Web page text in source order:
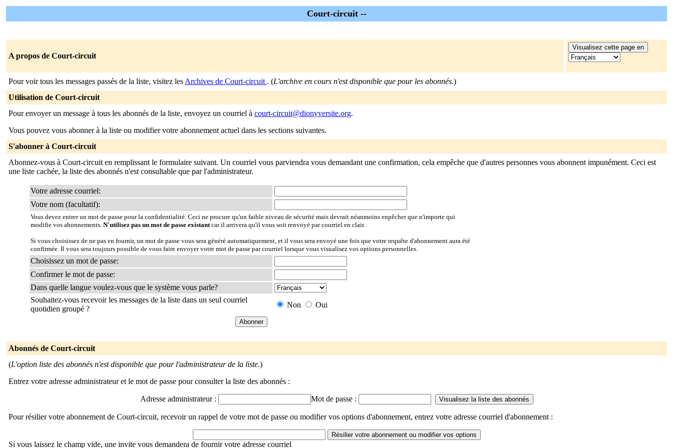
Court-circuit --
A propos de Court-circuit
Pour voir tous les messages passés de la liste, visitez les Archives de Court-circuit . (L'archive en cours n'est disponible que pour les abonnés.)
Utilisation de Court-circuit
Pour envoyer un message à tous les abonnés de la liste, envoyez un courriel à court-circuit@dionyversite.org.
Vous pouvez vous abonner à la liste ou modifier votre abonnement actuel dans les sections suivantes.
S'abonner à Court-circuit
Abonnez-vous à Court-circuit en remplissant le formulaire suivant. Un courriel vous parviendra vous demandant une confirmation, cela empêche que d'autres personnes vous abonnent impunément. Ceci est
une liste cachée, la liste des abonnés n'est consultable que par l'administrateur.
Votre adresse courriel:
Votre nom (facultatif):
Vous devez entrer un mot de passe pour la confidentialité. Ceci ne procure qu'un faible niveau de sécurité mais devrait néanmoins enpêcher que n'importe qui
modifie vos abonnements. N'utilisez pas un mot de passe existantcar il arrivera qu'il vous soit renvoyé par courriel en clair.
Si vous choisissez de ne pas en fournir, un mot de passe vous sera généré automatiquement, et il vous sera envoyé une fois que votre requête d'abonnement aura été
confirmée. Il vous sera toujours possible de vous faire envoyer votre mot de passe par courriel lorsque vous visualisez vos options personnelles.
Choisissez un mot de passe:
Confirmer le mot de passe:
Dans quelle langue voulez-vous que le système vous parle?
Souhaitez-vous recevoir les messages de la liste dans un seul courriel
quotidien groupé ?
Non Oui
Abonnés de Court-circuit
(L'option liste des abonnés n'est disponible que pour l'administrateur de la liste.)
Entrez votre adresse administrateur et le mot de passe pour consulter la liste des abonnés :
Adresse administrateur : Mot de passe :
Pour résilier votre abonnement de Court-circuit, recevoir un rappel de votre mot de passe ou modifier vos options d'abonnement, entrez votre adresse courriel d'abonnement :
Si vous laissez le champ vide, une invite vous demandera de fournir votre adresse courriel